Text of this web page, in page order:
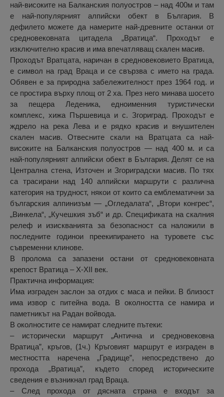
най-високите на Балканския полуостров – над 400м и там
е най-популярният алпийски обект в България. В
дефилето можете да намерите най-древните останки от
средновековната цитадела „Вратица“. Проходът е
изключително красив и има впечатляващ скален масив.
Проходът Вратцата, наричан в средновековието Вратица,
е символ на град Враца и се свързва с името на града.
Обявен е за природна забележителност през 1964 год. и
се простира върху площ от 2 ха. През него минава шосето
за пещера Леденика, едноименния туристически
комплекс, хижа Пършевица и с. Згориград. Проходът е
ждрело на река Лева и е рядко красив и внушителен
скален масив. Отвесните скали на Вратцата са най-
високите на Балканския полуостров — над 400 м. и са
най-популярният алпийски обект в България. Делят се на
Централна стена, Източен и Згориградски масив. По тях
са трасирани над 140 алпийски маршрути с различна
категория на трудност, някои от които са емблематични за
българския алпинизъм — „Огледалата“, „Втори конгрес“,
„Винкела“, „Кучешкия зъб“ и др. Спецификата на скалния
релеф и изискванията за безопасност са наложили в
последните годинои преекипирането на туровете със
съвременни клинове.
В пролома са запазени остани от средновековната
крепост Вратица – X-XII век.
Практична информация:
Има изграден заслон за отдих с маса и пейки. В близост
има извор с питейна вода. В околността се намира и
паметникът на Радан войвода.
В околностите се намират следните пътеки:
– исторически маршрут „Антична и средновековна
Вратица”, кръгов, (1ч.) Кръговият маршрут е изграден в
местността наречена „Градище”, непосредствено до
прохода „Вратица”, където според историческите
сведения е възникнал град Враца.
– След прохода от дясната страна е входът за